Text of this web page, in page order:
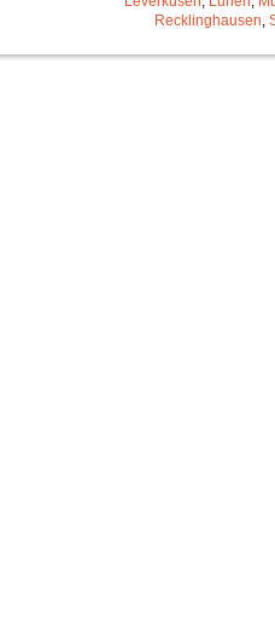
Recklinghausen,